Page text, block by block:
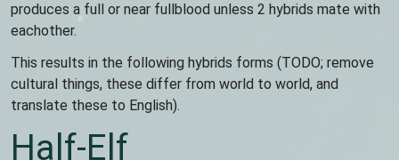
produces a full or near fullblood unless 2 hybrids mate with
eachother.
This results in the following hybrids forms (TODO; remove
cultural things, these differ from world to world, and
translate these to English).
Half-Elf